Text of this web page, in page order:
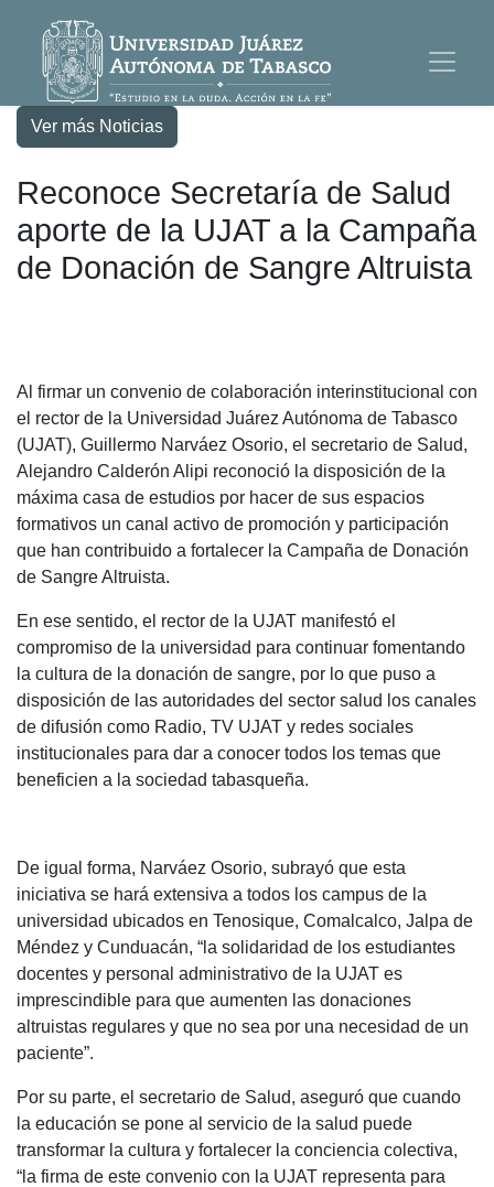
Ver más Noticias
Reconoce Secretaría de Salud
aporte de la UJAT a la Campaña
de Donación de Sangre Altruista
Al firmar un convenio de colaboración interinstitucional con
el rector de la Universidad Juárez Autónoma de Tabasco
(UJAT), Guillermo Narváez Osorio, el secretario de Salud,
Alejandro Calderón Alipi reconoció la disposición de la
máxima casa de estudios por hacer de sus espacios
formativos un canal activo de promoción y participación
que han contribuido a fortalecer la Campaña de Donación
de Sangre Altruista.
En ese sentido, el rector de la UJAT manifestó el
compromiso de la universidad para continuar fomentando
la cultura de la donación de sangre, por lo que puso a
disposición de las autoridades del sector salud los canales
de difusión como Radio, TV UJAT y redes sociales
institucionales para dar a conocer todos los temas que
beneficien a la sociedad tabasqueña.
De igual forma, Narváez Osorio, subrayó que esta
iniciativa se hará extensiva a todos los campus de la
universidad ubicados en Tenosique, Comalcalco, Jalpa de
Méndez y Cunduacán, “la solidaridad de los estudiantes
docentes y personal administrativo de la UJAT es
imprescindible para que aumenten las donaciones
altruistas regulares y que no sea por una necesidad de un
paciente”.
Por su parte, el secretario de Salud, aseguró que cuando
la educación se pone al servicio de la salud puede
transformar la cultura y fortalecer la conciencia colectiva,
“la firma de este convenio con la UJAT representa para